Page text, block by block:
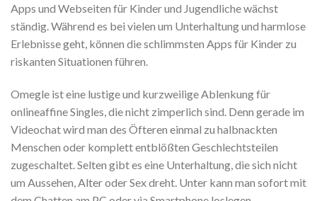
Apps und Webseiten für Kinder und Jugendliche wächst
ständig. Während es bei vielen um Unterhaltung und harmlose
Erlebnisse geht, können die schlimmsten Apps für Kinder zu
riskanten Situationen führen.
Omegle ist eine lustige und kurzweilige Ablenkung für
onlineaffine Singles, die nicht zimperlich sind. Denn gerade im
Videochat wird man des Öfteren einmal zu halbnackten
Menschen oder komplett entblößten Geschlechtsteilen
zugeschaltet. Selten gibt es eine Unterhaltung, die sich nicht
um Aussehen, Alter oder Sex dreht. Unter kann man sofort mit